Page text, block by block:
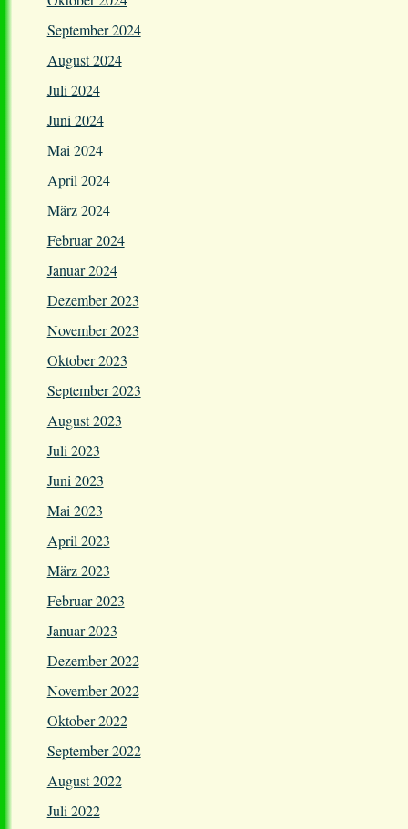
September 2024
August 2024
Juli 2024
Juni 2024
Mai 2024
April 2024
März 2024
Februar 2024
Januar 2024
Dezember 2023
November 2023
Oktober 2023
September 2023
August 2023
Juli 2023
Juni 2023
Mai 2023
April 2023
März 2023
Februar 2023
Januar 2023
Dezember 2022
November 2022
Oktober 2022
September 2022
August 2022
Juli 2022